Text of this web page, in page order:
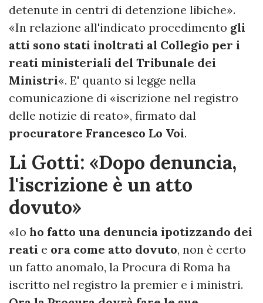
detenute in centri di detenzione libiche».
«In relazione all'indicato procedimento gli
atti sono stati inoltrati al Collegio per i
reati ministeriali del Tribunale dei
Ministri«. E' quanto si legge nella
comunicazione di «iscrizione nel registro
delle notizie di reato», firmato dal
procuratore Francesco Lo Voi.
Li Gotti: «Dopo denuncia,
l'iscrizione è un atto
dovuto»
«Io ho fatto una denuncia ipotizzando dei
reati e ora come atto dovuto, non è certo
un fatto anomalo, la Procura di Roma ha
iscritto nel registro la premier e i ministri.